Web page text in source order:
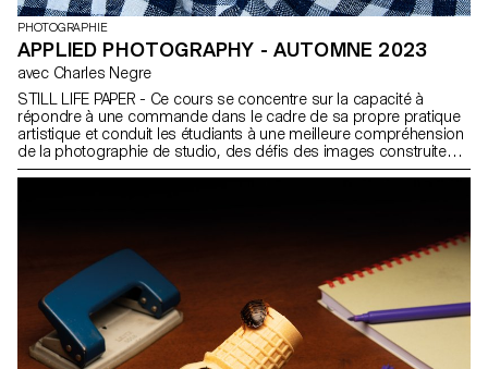
PHOTOGRAPHIE
APPLIED PHOTOGRAPHY - AUTOMNE 2023
avec Charles Negre
STILL LIFE PAPER - Ce cours se concentre sur la capacité à
répondre à une commande dans le cadre de sa propre pratique
artistique et conduit les étudiants à une meilleure compréhension
de la photographie de studio, des défis des images construites
et de leurs processus. Ce cours de photographie appliquée met
développera son propre magazine imprimé en se concentrant
sur la pratique de la nature morte.